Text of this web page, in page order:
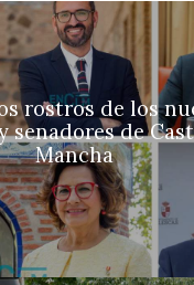
rostros de los
senadores de
Mancha